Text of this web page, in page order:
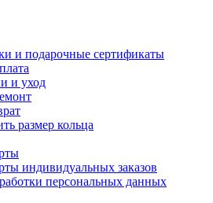
и подарочные сертификаты
и уход
размер кольца
индивидуальных заказов
персональных данных